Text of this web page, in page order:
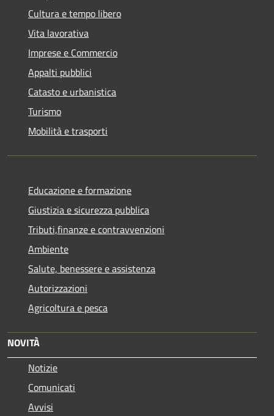
Cultura e tempo libero
Vita lavorativa
Imprese e Commercio
Appalti pubblici
Catasto e urbanistica
Turismo
Mobilità e trasporti
Educazione e formazione
Giustizia e sicurezza pubblica
Tributi,finanze e contravvenzioni
Ambiente
Salute, benessere e assistenza
Autorizzazioni
Agricoltura e pesca
NOVITÀ
Notizie
Comunicati
Avvisi